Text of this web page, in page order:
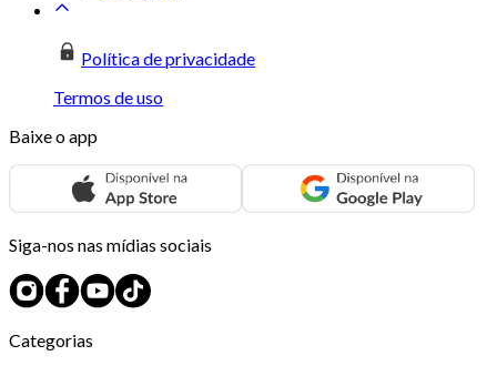
Política de privacidade
Termos de uso
Baixe o app
Siga-nos nas mídias sociais
Categorias